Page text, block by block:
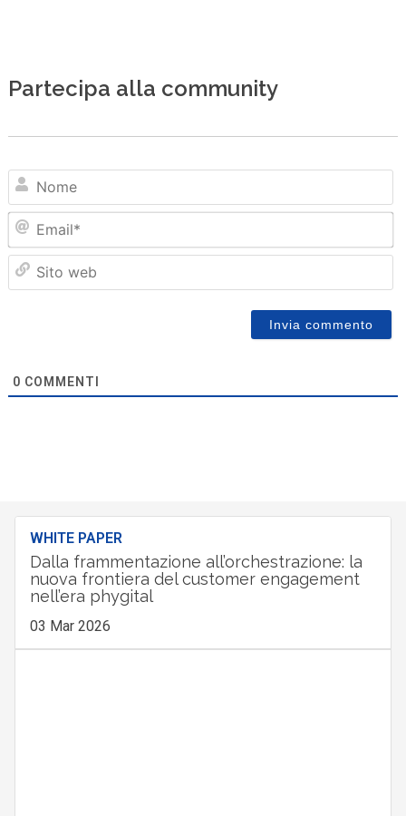
Partecipa alla community
0 COMMENTI
WHITE PAPER
Dalla frammentazione all’orchestrazione: la
nuova frontiera del customer engagement
nell’era phygital
03 Mar 2026